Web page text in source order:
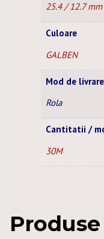
25.4 / 12.7 mm
Culoare
GALBEN
Mod de livrare
Rola
Cantitatii /
30M